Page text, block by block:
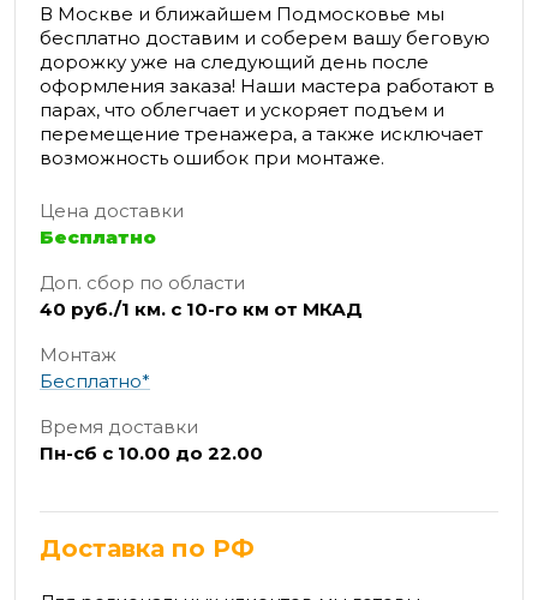
В Москве и ближайшем Подмосковье мы
бесплатно доставим и соберем вашу беговую
дорожку уже на следующий день после
оформления заказа! Наши мастера работают в
парах, что облегчает и ускоряет подъем и
перемещение тренажера, а также исключает
возможность ошибок при монтаже.
Цена доставки
Бесплатно
Доп. сбор по области
40 руб./1 км. с 10-го км от МКАД
Монтаж
Бесплатно*
Время доставки
Пн-сб с 10.00 до 22.00
Доставка по РФ